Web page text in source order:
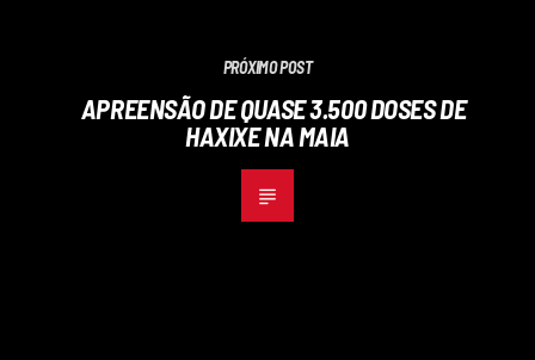
PRÓXIMO POST
APREENSÃO DE QUASE 3.500 DOSES DE
HAXIXE NA MAIA